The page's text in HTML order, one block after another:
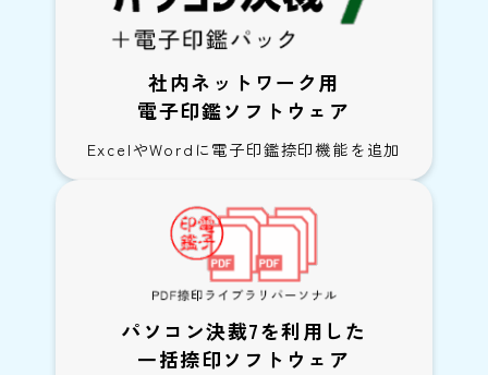
社内ネットワーク用
電子印鑑ソフトウェア
ExcelやWordに電子印鑑捺印機能を追加
パソコン決裁7を利用した
一括捺印ソフトウェア